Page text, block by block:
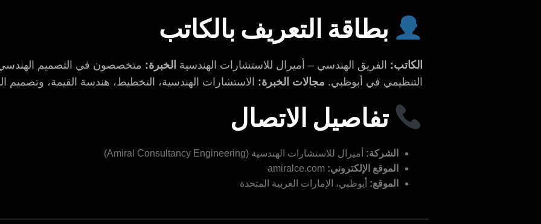
بطاقة التعريف بالكاتب
الكاتب: الفريق الهندسي – أميرال للاستشارات الهندسية الخبرة: متخصصون في التصميم الهندسي،
التنظيمي في أبوظبي. مجالات الخبرة: الاستشارات الهندسية، التخطيط، هندسة القيمة، وتصميم
تفاصيل الاتصال
الشركة: أميرال للاستشارات الهندسية (Amiral Consultancy Engineering)
الموقع الإلكتروني: amiralce.com
الموقع: أبوظبي، الإمارات العربية المتحدة